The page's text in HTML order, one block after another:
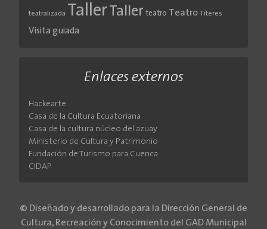
teatralizada TallerTaller teatro Teatro Títeres
Visita guiada
Enlaces externos
Hackearte
Casa de la Cultura Ecuatoriana
Casa de la cultura núcleo del azuay
Ministerio de Cultura y Patrimonio
Fundación de Turismo para Cuenca
CIDAP
© Diseñado y desarrollado para la Dirección General de
Cultura, Recreación y Conocimiento del GAD Municipal